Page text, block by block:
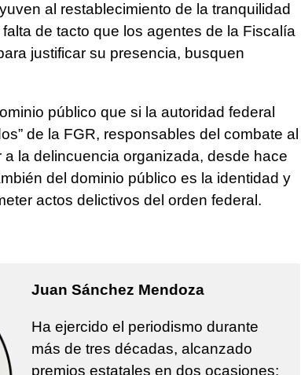
al restablecimiento de la tranquilidad
de tacto que los agentes de la Fiscalía
justificar su presencia, busquen
público que si la autoridad federal
de la FGR, responsables del combate al
la delincuencia organizada, desde hace
del dominio público es la identidad y
actos delictivos del orden federal.
Juan Sánchez Mendoza
Ha ejercido el periodismo durante
más de tres décadas, alcanzado
premios estatales en dos ocasiones;